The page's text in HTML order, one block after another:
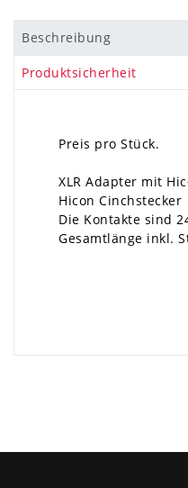
Beschreibung
Produktsicherheit
Preis pro Stück.
XLR Adapter mit
Hicon Cinchstecker
Die Kontakte sind
Gesamtlänge inkl.